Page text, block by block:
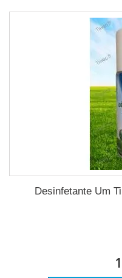
Desinfetante Um